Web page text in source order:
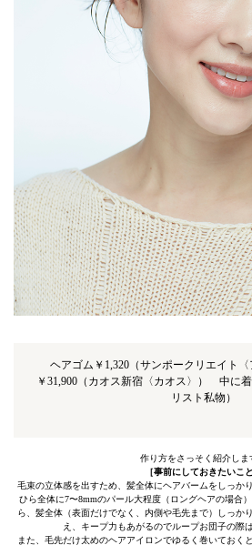
ヘアゴム￥1,320（サンポークリエイト
￥31,900（カオス新宿〈カオス〉） 中に
リスト私物）
作り方をさっそく紹介しま
［事前にしておきたいこと
毛束の立体感を出すため、髪全体にヘアバームをしっか
ひら全体に7〜8mmのパール大程度（ロングヘアの場合
ら、髪全体（表面だけでなく、内側や毛先まで）しっか
え、キープ力もあがるのでループお団子の際
また、毛先だけ太めのヘアアイロンでゆるく巻いておく